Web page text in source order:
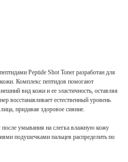
Peptide Shot Toner разработан для
Комплекс пептидов помогают
вид кожи и ее эластичность, оставляя
восстанавливает естественный уровень
придавая здоровое сияние.
после умывания на слегка влажную кожу
подушечками пальцев распределить по